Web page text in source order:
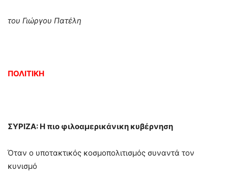
του Γιώργου Πατέλη
ΠΟΛΙΤΙΚΗ
ΣΥΡΙΖΑ: Η πιο φιλοαμερικάνικη κυβέρνηση
Όταν ο υποτακτικός κοσμοπολιτισμός συναντά τον
κυνισμό